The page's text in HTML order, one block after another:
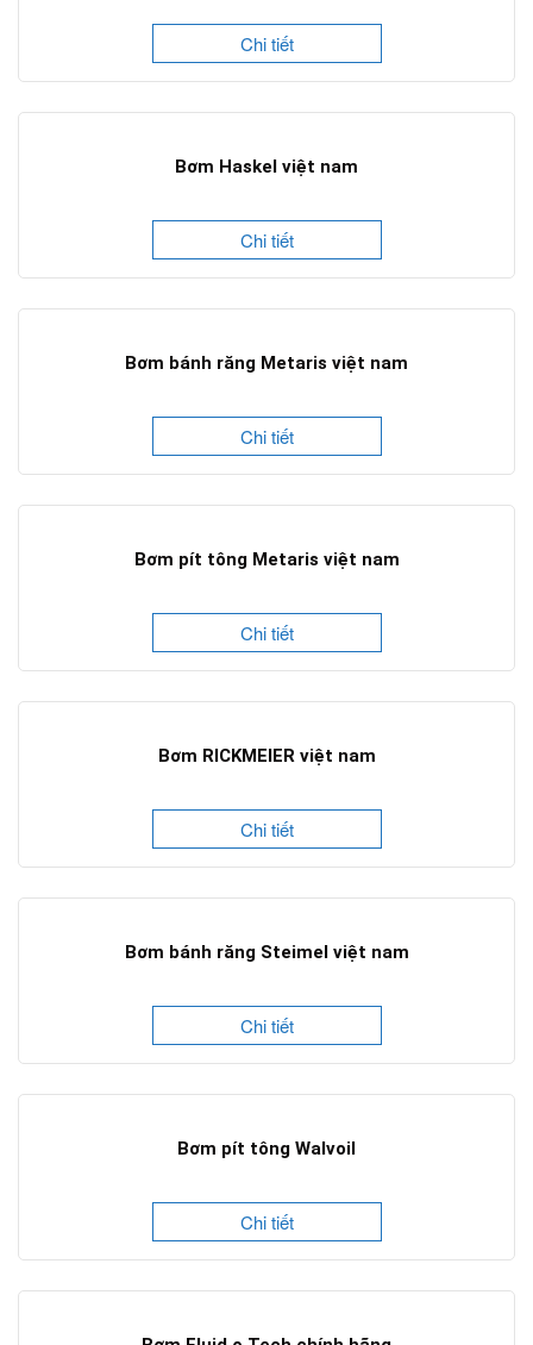
Chi tiết
Bơm Haskel việt nam
Chi tiết
Bơm bánh răng Metaris việt nam
Chi tiết
Bơm pít tông Metaris việt nam
Chi tiết
Bơm RICKMEIER việt nam
Chi tiết
Bơm bánh răng Steimel việt nam
Chi tiết
Bơm pít tông Walvoil
Chi tiết